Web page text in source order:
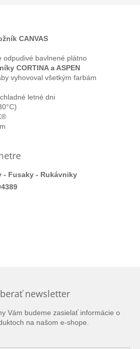
CANVAS
odpudivé bavlnené plátno
CORTINA a ASPEN
vyhovoval všetkým farbám
letné dni
- Fusaky - Rukávniky
newsletter
Vám budeme zasielať informácie o
na našom e-shope.